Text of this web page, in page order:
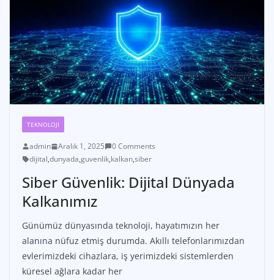
TEKNOLOJI
admin Aralık 1, 2025
0 Comments
dijital,dunyada,guvenlik,kalkan,siber
Siber Güvenlik: Dijital Dünyada
Kalkanımız
Günümüz dünyasında teknoloji, hayatımızın her
alanına nüfuz etmiş durumda. Akıllı telefonlarımızdan
evlerimizdeki cihazlara, iş yerimizdeki sistemlerden
küresel ağlara kadar her